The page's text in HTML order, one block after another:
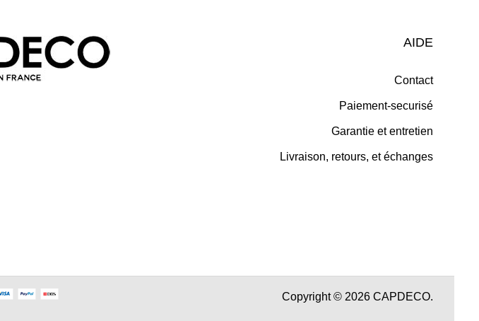
AIDE
Contact
Paiement-securisé
Garantie et entretien
Livraison, retours, et échanges
Copyright © 2026 CAPDECO.